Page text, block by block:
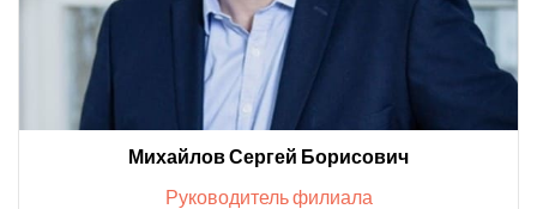
Михайлов Сергей Борисович
Руководитель филиала